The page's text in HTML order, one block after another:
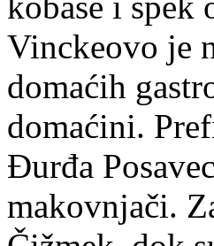
Vinckeovo je
domaćih
domaćini.
Đurđa
makovnjači.